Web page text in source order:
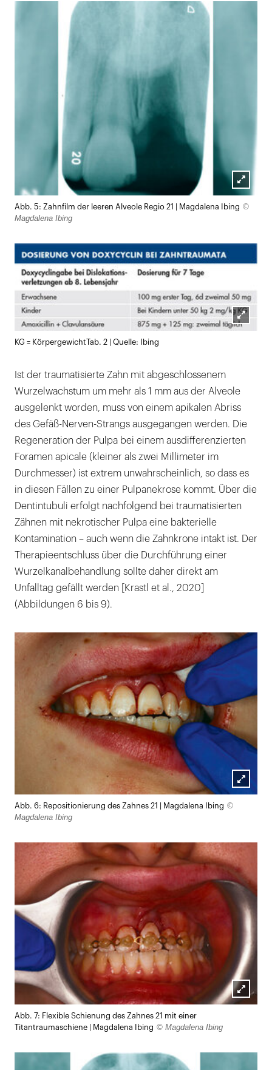
öffnen
Abb. 5: Zahnfilm der leeren Alveole Regio 21 | Magdalena Ibing ©
Magdalena Ibing
KG = KörpergewichtTab. 2 | Quelle: Ibing
Ist der traumatisierte Zahn mit abgeschlossenem
Wurzelwachstum um mehr als 1 mm aus der Alveole
ausgelenkt worden, muss von einem apikalen Abriss
des Gefäß-Nerven-Strangs ausgegangen werden. Die
Regeneration der Pulpa bei einem ausdifferenzierten
Foramen apicale (kleiner als zwei Millimeter im
Durchmesser) ist extrem unwahrscheinlich, so dass es
in diesen Fällen zu einer Pulpanekrose kommt. Über die
Dentintubuli erfolgt nachfolgend bei traumatisierten
Zähnen mit nekrotischer Pulpa eine bakterielle
Kontamination – auch wenn die Zahnkrone intakt ist. Der
Therapieentschluss über die Durchführung einer
Wurzelkanalbehandlung sollte daher direkt am
Unfalltag gefällt werden [Krastl et al., 2020]
(Abbildungen 6 bis 9).
Abb. 6: Repositionierung des Zahnes 21 | Magdalena Ibing ©
Magdalena Ibing
Abb. 7: Flexible Schienung des Zahnes 21 mit einer
Titantraumaschiene | Magdalena Ibing © Magdalena Ibing